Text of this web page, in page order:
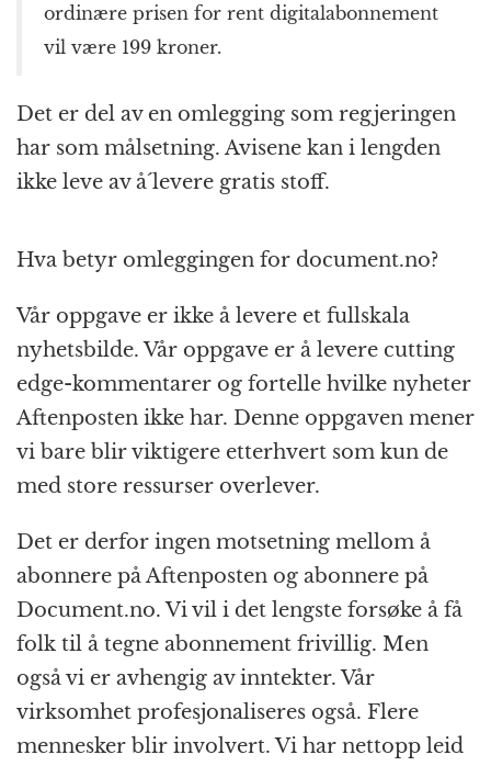
ordinære prisen for rent digitalabonnement
vil være 199 kroner.
Det er del av en omlegging som regjeringen
har som målsetning. Avisene kan i lengden
ikke leve av å´levere gratis stoff.
Hva betyr omleggingen for document.no?
Vår oppgave er ikke å levere et fullskala
nyhetsbilde. Vår oppgave er å levere cutting
edge-kommentarer og fortelle hvilke nyheter
Aftenposten ikke har. Denne oppgaven mener
vi bare blir viktigere etterhvert som kun de
med store ressurser overlever.
Det er derfor ingen motsetning mellom å
abonnere på Aftenposten og abonnere på
Document.no. Vi vil i det lengste forsøke å få
folk til å tegne abonnement frivillig. Men
også vi er avhengig av inntekter. Vår
virksomhet profesjonaliseres også. Flere
mennesker blir involvert. Vi har nettopp leid